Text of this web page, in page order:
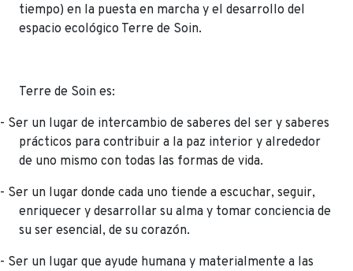
tiempo) en la puesta en marcha y el desarrollo del
espacio ecológico Terre de Soin.
Terre de Soin es:
- Ser un lugar de intercambio de saberes del ser y saberes
prácticos para contribuir a la paz interior y alrededor
de uno mismo con todas las formas de vida.
- Ser un lugar donde cada uno tiende a escuchar, seguir,
enriquecer y desarrollar su alma y tomar conciencia de
su ser esencial, de su corazón.
- Ser un lugar que ayude humana y materialmente a las